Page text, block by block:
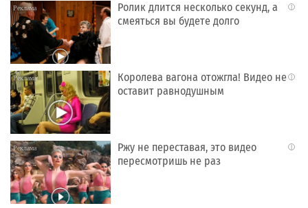
i
Ролик длится несколько секунд, а
смеяться вы будете долго
i
Королева вагона отожгла! Видео не
оставит равнодушным
i
Ржу не переставая, это видео
пересмотришь не раз